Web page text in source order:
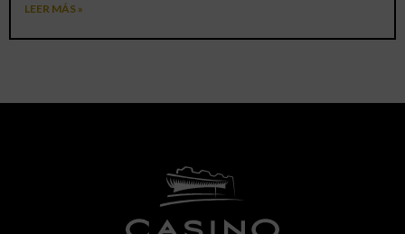
LEER MÁS »